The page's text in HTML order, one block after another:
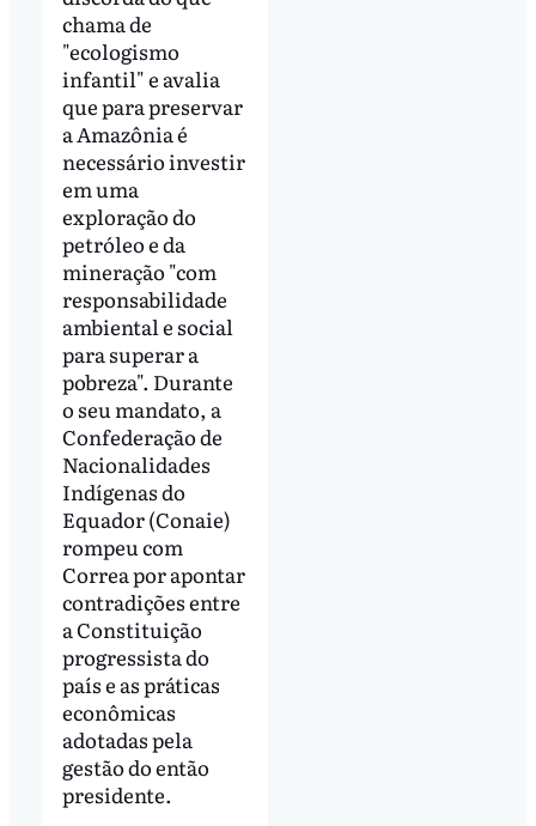
chama de
"ecologismo
infantil" e avalia
que para preservar
a Amazônia é
necessário investir
em uma
exploração do
petróleo e da
mineração "com
responsabilidade
ambiental e social
para superar a
pobreza". Durante
o seu mandato, a
Confederação de
Nacionalidades
Indígenas do
Equador (Conaie)
rompeu com
Correa por apontar
contradições entre
a Constituição
progressista do
país e as práticas
econômicas
adotadas pela
gestão do então
presidente.